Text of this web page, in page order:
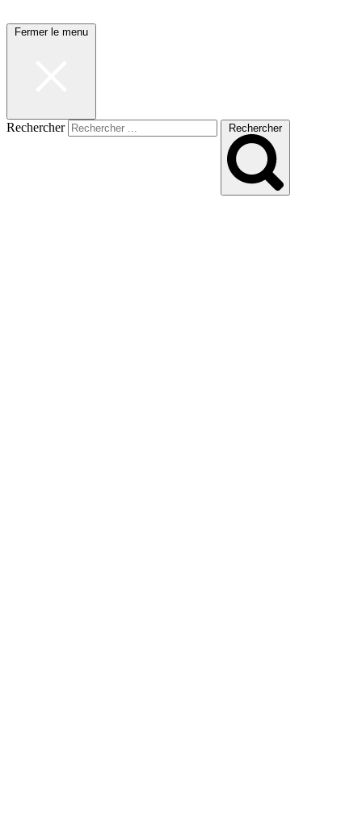
Fermer le menu
Rechercher Rechercher